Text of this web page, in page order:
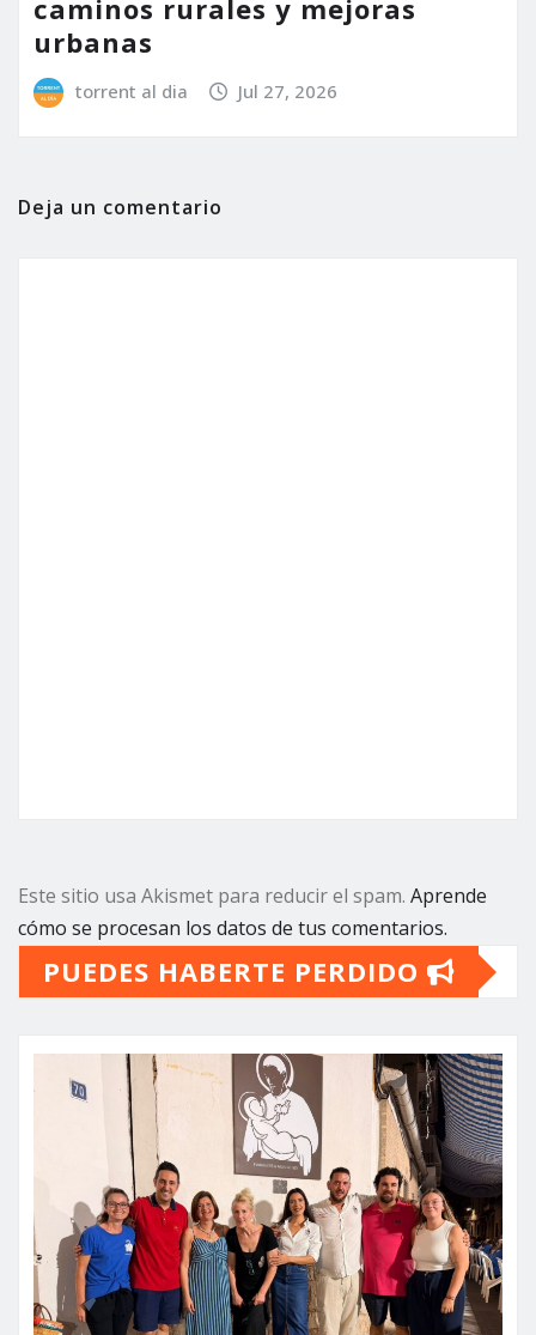
caminos rurales y mejoras
urbanas
torrent al dia Jul 27, 2026
Deja un comentario
Este sitio usa Akismet para reducir el spam. Aprende
cómo se procesan los datos de tus comentarios.
PUEDES HABERTE PERDIDO